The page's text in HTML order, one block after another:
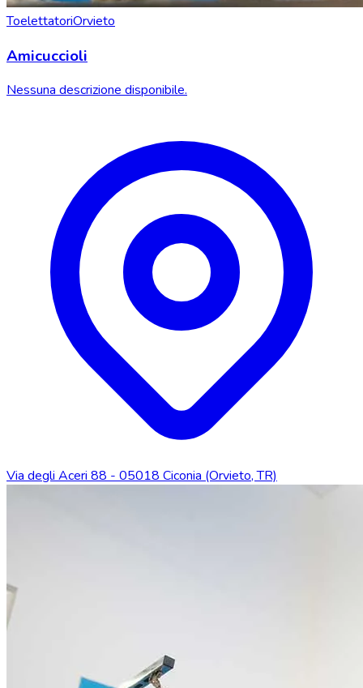
ToelettatoriOrvieto
Amicuccioli
Nessuna descrizione disponibile.
Via degli Aceri 88 - 05018 Ciconia (Orvieto, TR)